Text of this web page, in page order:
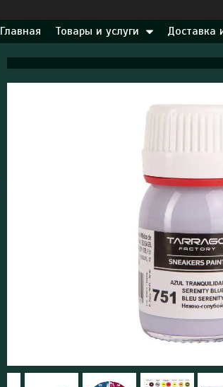
Главная Товары и услуги Доставка